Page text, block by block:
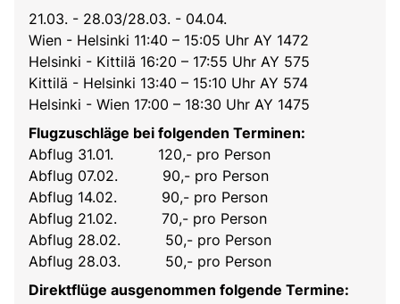
21.03. - 28.03/28.03. - 04.04.
Wien - Helsinki 11:40 – 15:05 Uhr AY 1472
Helsinki - Kittilä 16:20 – 17:55 Uhr AY 575
Kittilä - Helsinki 13:40 – 15:10 Uhr AY 574
Helsinki - Wien 17:00 – 18:30 Uhr AY 1475
Flugzuschläge bei folgenden Terminen:
Abflug 31.01. 120,- pro Person
Abflug 07.02. 90,- pro Person
Abflug 14.02. 90,- pro Person
Abflug 21.02. 70,- pro Person
Abflug 28.02. 50,- pro Person
Abflug 28.03. 50,- pro Person
Direktflüge ausgenommen folgende Termine: